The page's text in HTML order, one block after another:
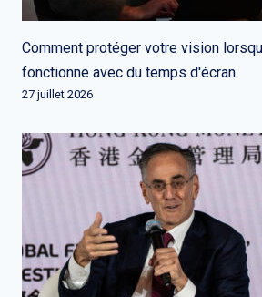
Comment protéger votre vision
fonctionne avec du temps d'écran
27 juillet 2026